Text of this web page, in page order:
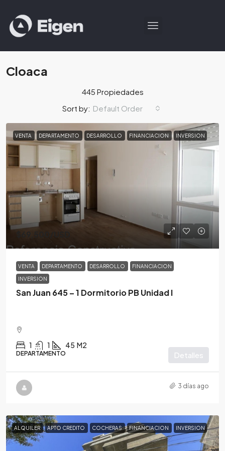
Cloaca
445 Propiedades
Sort by: Default Order
VENTA DEPARTAMENTO DESARROLLO FINANCIACION INVERSION
$69,500
VENTA DEPARTAMENTO DESARROLLO FINANCIACION
INVERSION
San Juan 645 – 1 Dormitorio PB Unidad I
1 1 45 M2
DEPARTAMENTO Detalles
3 días ago
ALQUILER APTO CREDITO COCHERAS FINANCIACION INVERSION